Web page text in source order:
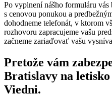
Po vyplnení nášho formuláru
s cenovou ponukou a
dohodneme telefonát, v ktorom
rozhovoru zapracujeme vašu
začneme zariaďovať vašu
Pretože vám
Bratislavy na letisko
Viedni.